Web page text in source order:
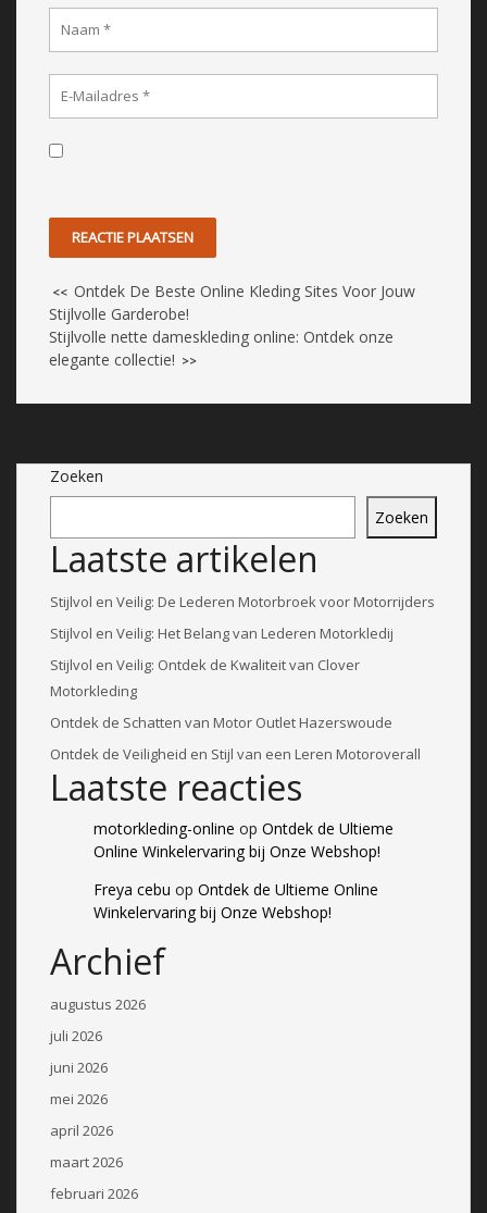
<< Ontdek De Beste Online Kleding Sites Voor Jouw
Stijlvolle Garderobe!
Stijlvolle nette dameskleding online: Ontdek onze
elegante collectie! >>
Zoeken
Zoeken
Laatste artikelen
Stijlvol en Veilig: De Lederen Motorbroek voor Motorrijders
Stijlvol en Veilig: Het Belang van Lederen Motorkledij
Stijlvol en Veilig: Ontdek de Kwaliteit van Clover
Motorkleding
Ontdek de Schatten van Motor Outlet Hazerswoude
Ontdek de Veiligheid en Stijl van een Leren Motoroverall
Laatste reacties
motorkleding-online op Ontdek de Ultieme
Online Winkelervaring bij Onze Webshop!
Freya cebu op Ontdek de Ultieme Online
Winkelervaring bij Onze Webshop!
Archief
augustus 2026
juli 2026
juni 2026
mei 2026
april 2026
maart 2026
februari 2026